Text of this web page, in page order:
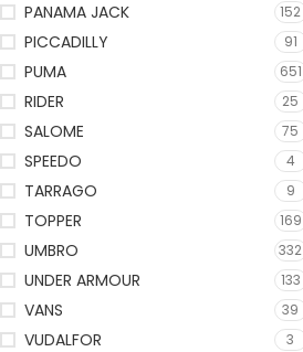
PANAMA JACK 152
PICCADILLY 91
PUMA 651
RIDER 25
SALOME 75
SPEEDO 4
TARRAGO 9
TOPPER 169
UMBRO 332
UNDER ARMOUR 133
VANS 39
VUDALFOR 3